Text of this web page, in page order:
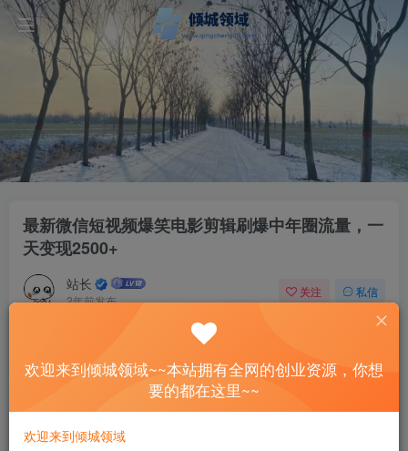
最新微信短视频爆笑电影剪辑刷爆中年圈流量，一
天变现2500+
站长
2年前发布
关注 私信
最新微信短视频爆笑电影剪辑刷爆中年圈流量，一天变现2500+
此内容为付费资源，请付费后查看
欢迎来到倾城领域~~本站拥有全网的创业资源，你想
要的都在这里~~
欢迎来到倾城领域